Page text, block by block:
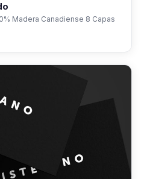
Madera Canadiense 8 Capas